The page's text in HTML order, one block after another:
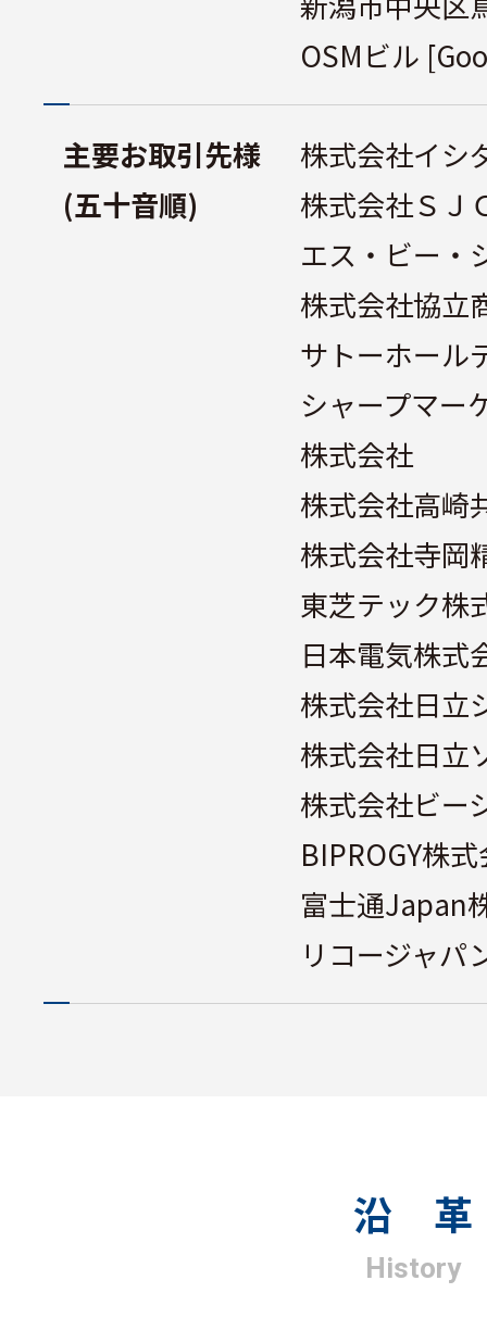
OSMビル
主要お取引先様
(五十音順)
株式会社イシ
株式会社ＳＪ
エス・ビー・
株式会社協立
サトーホール
シャープマー
株式会社
株式会社高崎
株式会社寺岡
東芝テック株
日本電気株式
株式会社日立
株式会社日立
株式会社ビー
BIPROGY株
富士通Japan
リコージャパ
沿 革
History